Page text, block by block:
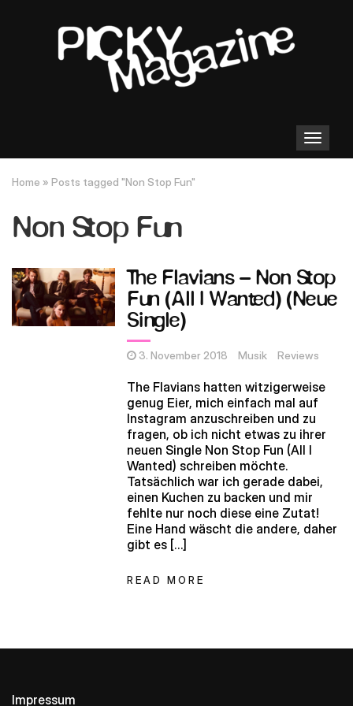
Toggle
navigation
Home » Posts tagged "Non Stop Fun"
Non Stop Fun
The Flavians – Non Stop
Fun (All I Wanted) (Neue
Single)
3. November 2018 Musik Reviews
The Flavians hatten witzigerweise
genug Eier, mich einfach mal auf
Instagram anzuschreiben und zu
fragen, ob ich nicht etwas zu ihrer
neuen Single Non Stop Fun (All I
Wanted) schreiben möchte.
Tatsächlich war ich gerade dabei,
einen Kuchen zu backen und mir
fehlte nur noch diese eine Zutat!
Eine Hand wäscht die andere, daher
gibt es […]
READ MORE
Impressum